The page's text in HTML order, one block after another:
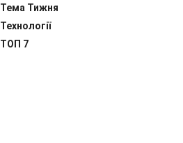
Тема Тижня
Технології
ТОП 7